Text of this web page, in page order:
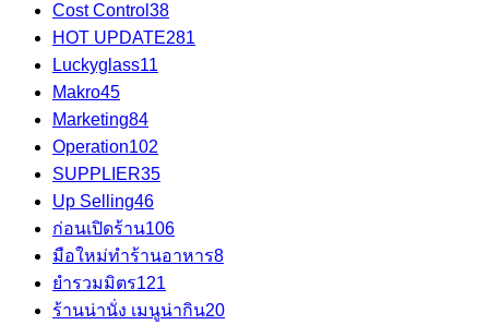
Cost Control 38
HOT UPDATE281
Luckyglass11
Makro45
Marketing84
Operation102
SUPPLIER35
Up Selling46
ก่อนเปิดร้าน106
มือใหม่ทำร้านอาหาร8
ยำรวมมิตร121
ร้านน่านั่ง เมนูน่ากิน20